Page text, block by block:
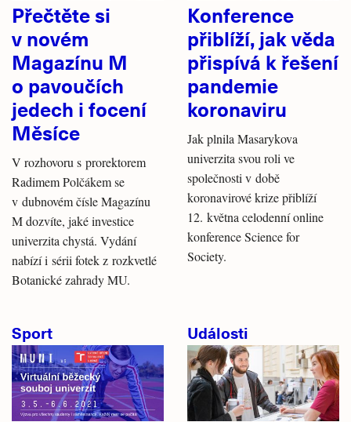
Přečtěte si
v novém
Magazínu M
o pavoučích
jedech i focení
Měsíce
V rozhovoru s prorektorem
Radimem Polčákem se
v dubnovém čísle Magazínu
M dozvíte, jaké investice
univerzita chystá. Vydání
nabízí i sérii fotek z rozkvetlé
Botanické zahrady MU.
Konference
přiblíží, jak věda
přispívá k řešení
pandemie
koronaviru
Jak plnila Masarykova
univerzita svou roli ve
společnosti v době
koronavirové krize přiblíží
12. května celodenní online
konference Science for
Society.
Sport Události